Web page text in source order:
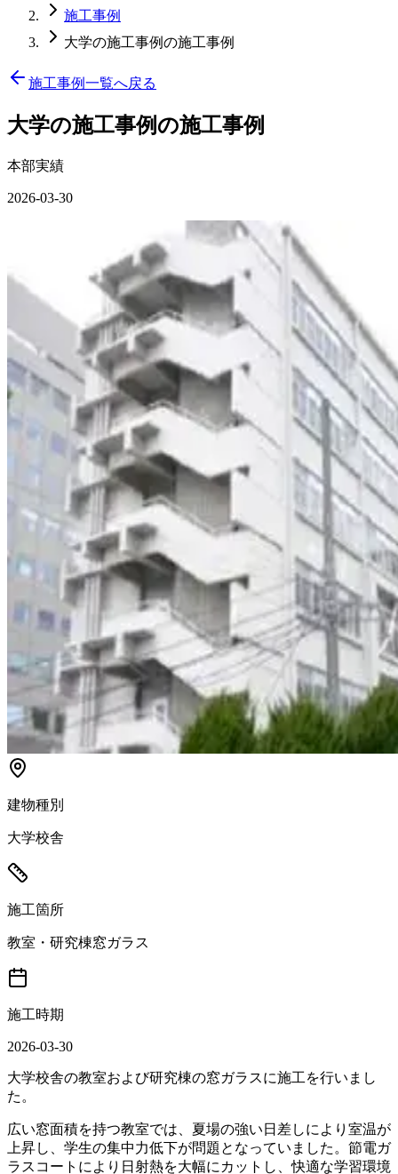
施工事例
大学の施工事例の施工事例
施工事例一覧へ戻る
大学の施工事例の施工事例
本部実績
2026-03-30
建物種別
大学校舎
施工箇所
教室・研究棟窓ガラス
施工時期
2026-03-30
大学校舎の教室および研究棟の窓ガラスに施工を行いまし
た。
広い窓面積を持つ教室では、夏場の強い日差しにより室温が
上昇し、学生の集中力低下が問題となっていました。節電ガ
ラスコートにより日射熱を大幅にカットし、快適な学習環境